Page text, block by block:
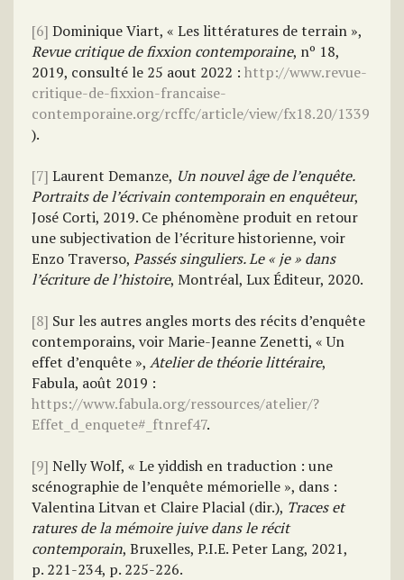
[6] Dominique Viart, « Les littératures de terrain »,
Revue critique de fixxion contemporaine, nº 18,
2019, consulté le 25 aout 2022 : http://www.revue-
critique-de-fixxion-francaise-
contemporaine.org/rcffc/article/view/fx18.20/1339
).
[7] Laurent Demanze, Un nouvel âge de l’enquête.
Portraits de l’écrivain contemporain en enquêteur,
José Corti, 2019. Ce phénomène produit en retour
une subjectivation de l’écriture historienne, voir
Enzo Traverso, Passés singuliers. Le « je » dans
l’écriture de l’histoire, Montréal, Lux Éditeur, 2020.
[8] Sur les autres angles morts des récits d’enquête
contemporains, voir Marie-Jeanne Zenetti, « Un
effet d’enquête », Atelier de théorie littéraire,
Fabula, août 2019 :
https://www.fabula.org/ressources/atelier/?
Effet_d_enquete#_ftnref47.
[9] Nelly Wolf, « Le yiddish en traduction : une
scénographie de l’enquête mémorielle », dans :
Valentina Litvan et Claire Placial (dir.), Traces et
ratures de la mémoire juive dans le récit
contemporain, Bruxelles, P.I.E. Peter Lang, 2021,
p. 221-234, p. 225-226.